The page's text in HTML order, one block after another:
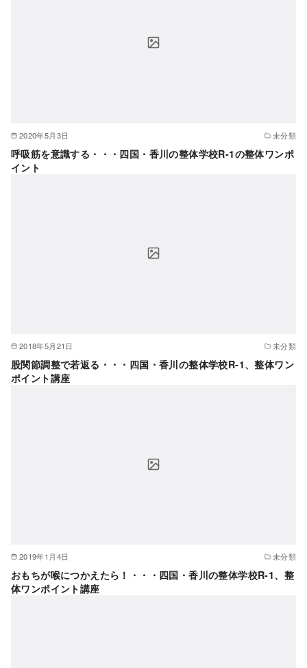
2020年5月3日 未分類
呼吸筋を意識する・・・四国・香川の整体学校R-1の整体ワンポ
イント
2018年5月21日 未分類
股関節調整で若返る・・・四国・香川の整体学校R-1、整体ワン
ポイント講座
2019年1月4日 未分類
おもちが喉につかえたら！・・・四国・香川の整体学校R-1、整
体ワンポイント講座